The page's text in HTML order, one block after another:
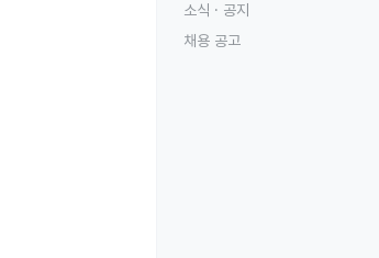
소식 · 공지
채용 공고